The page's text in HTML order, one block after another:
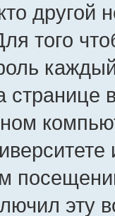
другой
того
эту